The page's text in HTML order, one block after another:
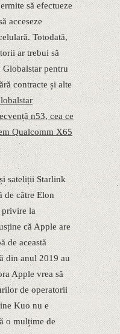
să efectueze
acceseze
Totodată,
ar trebui să
pentru
contracte și alte
n53, cea ce
Qualcomm X65
sateliții Starlink
de către Elon
la
că Apple are
de această
din anul 2019 au
Apple vrea să
de operatorii
Kuo nu e
o mulțime de